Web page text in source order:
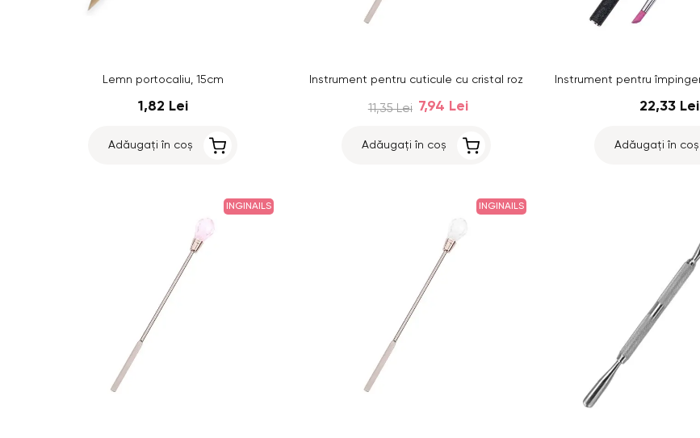
Lemn portocaliu, 15cm
1,82 Lei
Adăugați în coș
Instrument pentru cuticule cu cristal roz
11,35 Lei 7,94 Lei
Adăugați în coș
22,33 Lei
Adăugați în coș
INGINAILS INGINAILS